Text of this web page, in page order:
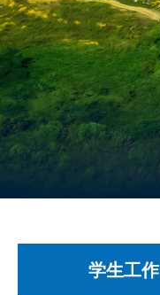
学生工作